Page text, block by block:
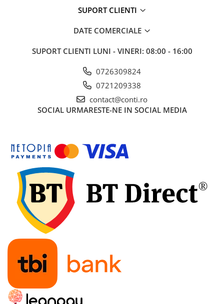
Accesorii pentru santier
Arzatoare izolatii cu gaz
Ciocane demolatoare
Ciocane rotopercutoare
Masini de gaurit si insurubat
Masini de insurubat cu impact
Masini de legat fier-beton
Pistoale de vopsit
Polizoare
Rindele electrice
Slefuitoare
Suflante cu aer cald
Strunguri
Accesorii scule electrice
Scule de mana
Truse de scule universale
SUPORT CLIENTI
DATE COMERCIALE
SUPORT CLIENTI LUNI - VINERI: 08:00 - 16:00
0726309824
0721209338
contact@conti.ro
SOCIAL URMARESTE-NE IN SOCIAL MEDIA